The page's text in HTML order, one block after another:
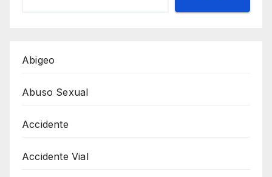
Abigeo
Abuso Sexual
Accidente
Accidente Vial